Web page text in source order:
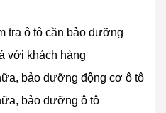
tra ô tô cần bảo dưỡng
với khách hàng
bảo dưỡng động cơ ô tô
bảo dưỡng ô tô